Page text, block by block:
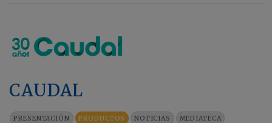
CAUDAL
PRESENTACIÓN PRODUCTOS NOTICIAS MEDIATECA